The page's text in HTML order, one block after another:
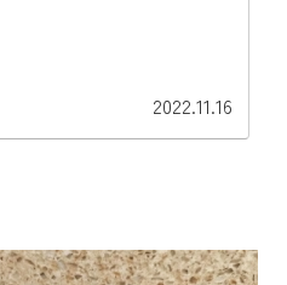
2022.11.16